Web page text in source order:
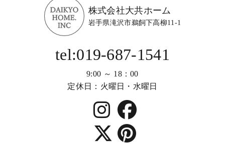
株式会社大共ホーム
岩手県滝沢市鵜飼下高柳11-1
tel:019-687-1541
9:00 ～ 18：00
定休日：火曜日・水曜日